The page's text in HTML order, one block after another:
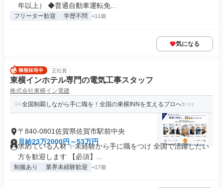
年以上） ◆普通自動車運転免...
フリーター歓迎 学歴不問 +11個
気になる
正社員
東横インホテル専門の電気工事スタッフ
株式会社東横イン電建
全国制覇しながら手に職を！全国の東横INNを支えるプロへ✨
〒840-0801佐賀県佐賀市駅前中央
月給23万2000円～53万円
求めている人材 ✨未経験から手に職をつけ 全国で活躍したい
方を歓迎します 【必須】...
制服あり 業界未経験歓迎 +17個